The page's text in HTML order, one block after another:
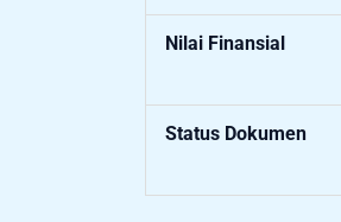
Nilai Finansial
Status Dokumen